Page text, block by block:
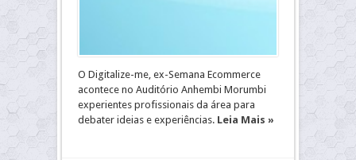
O Digitalize-me, ex-Semana Ecommerce
acontece no Auditório Anhembi Morumbi
experientes profissionais da área para
debater ideias e experiências. Leia Mais »